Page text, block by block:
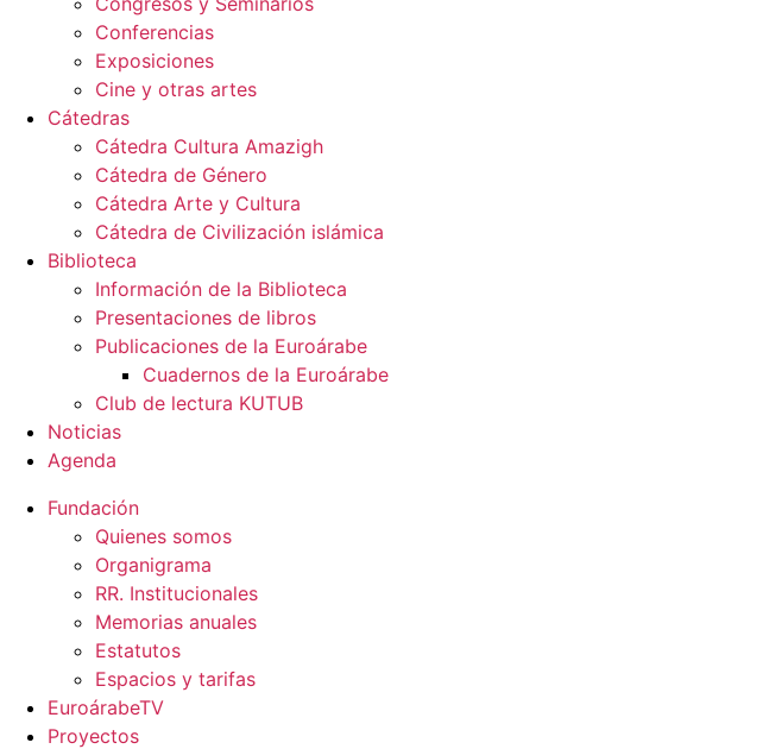
Conferencias
Exposiciones
Cine y otras artes
Cátedras
Cátedra Cultura Amazigh
Cátedra de Género
Cátedra Arte y Cultura
Cátedra de Civilización islámica
Biblioteca
Información de la Biblioteca
Presentaciones de libros
Publicaciones de la Euroárabe
Cuadernos de la Euroárabe
Club de lectura KUTUB
Noticias
Agenda
Fundación
Quienes somos
Organigrama
RR. Institucionales
Memorias anuales
Estatutos
Espacios y tarifas
EuroárabeTV
Proyectos